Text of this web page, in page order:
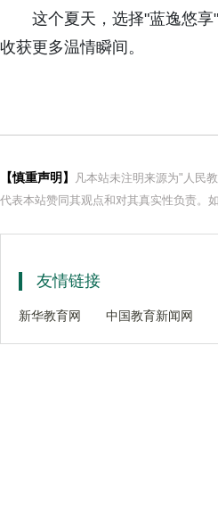
这个夏天，选择"蓝逸悠
收获更多温情瞬间。
【慎重声明】
凡本站未注明来源为"人民
代表本站赞同其观点和对其真实性负责。
友情链接
新华教育网 中国教育新闻网